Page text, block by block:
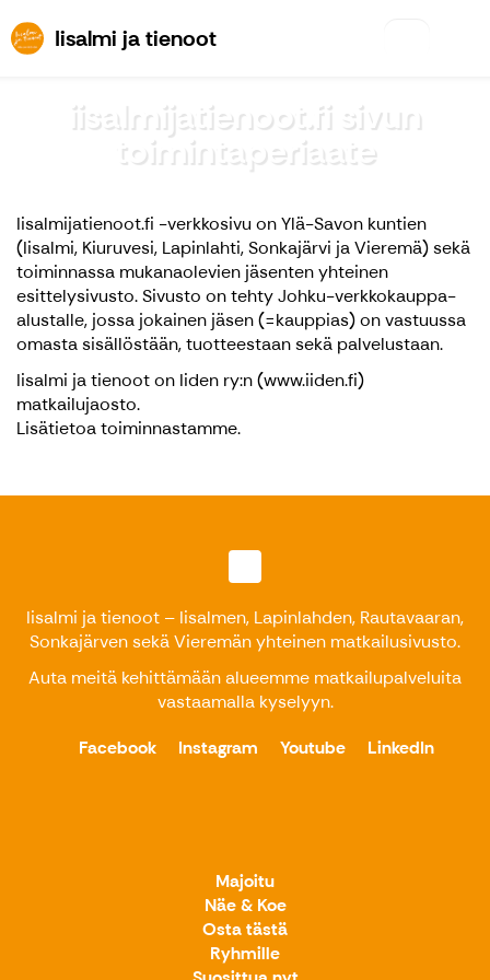
Iisalmi ja tienootIisalmi ja tienoot
iisalmijatienoot.fi sivun
toimintaperiaate
Iisalmijatienoot.fi -verkkosivu on Ylä-Savon kuntien
(Iisalmi, Kiuruvesi, Lapinlahti, Sonkajärvi ja Vieremä) sekä
toiminnassa mukanaolevien jäsenten yhteinen
esittelysivusto. Sivusto on tehty Johku-verkkokauppa-
alustalle, jossa jokainen jäsen (=kauppias) on vastuussa
omasta sisällöstään, tuotteestaan sekä palvelustaan.
Iisalmi ja tienoot on Iiden ry:n (www.iiden.fi)
matkailujaosto.
Lisätietoa toiminnastamme.
Iisalmi ja tienoot – Iisalmen, Lapinlahden, Rautavaaran,
Sonkajärven sekä Vieremän yhteinen matkailusivusto.
Auta meitä kehittämään alueemme matkailupalveluita
vastaamalla kyselyyn.
Facebook
Instagram Youtube LinkedIn
Majoitu
Näe & Koe
Osta tästä
Ryhmille